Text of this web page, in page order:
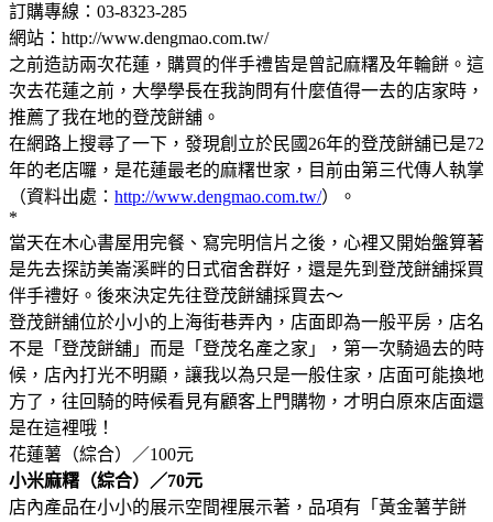
訂購專線：03-8323-285
網站：http://www.dengmao.com.tw/
之前造訪兩次花蓮，購買的伴手禮皆是曾記麻糬及年輪餅。這
次去花蓮之前，大學學長在我詢問有什麼值得一去的店家時，
推薦了我在地的登茂餅舖。
在網路上搜尋了一下，發現創立於民國26年的登茂餅舖已是72
年的老店囉，是花蓮最老的麻糬世家，目前由第三代傳人執掌
（資料出處： http://www.dengmao.com.tw/）。
*
當天在木心書屋用完餐、寫完明信片之後，心裡又開始盤算著
是先去探訪美崙溪畔的日式宿舍群好，還是先到登茂餅舖採買
伴手禮好。後來決定先往登茂餅舖採買去～
登茂餅舖位於小小的上海街巷弄內，店面即為一般平房，店名
不是「登茂餅舖」而是「登茂名產之家」，第一次騎過去的時
候，店內打光不明顯，讓我以為只是一般住家，店面可能換地
方了，往回騎的時候看見有顧客上門購物，才明白原來店面還
是在這裡哦！
花蓮薯（綜合）／100元
小米麻糬（綜合）／70元
店內產品在小小的展示空間裡展示著，品項有「黃金薯芋餅